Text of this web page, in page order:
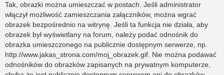
Tak, obrazki można umieszczać w postach. Jeśli administrator
włączył możliwość zamieszczania załączników, można wgrać
obrazek bezpośrednio na witrynę. Jeśli ta funkcja nie działa, aby
obrazek był wyświetlany na forum, należy podać odnośnik do
obrazka umieszczonego na publicznie dostępnym serwerze, np.
http://www.jakas_strona.com/moj_obrazek.gif. Nie można podawać
odnośników do obrazków zapisanych na prywatnym komputerze,